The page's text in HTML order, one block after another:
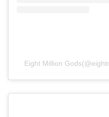
Eight Million